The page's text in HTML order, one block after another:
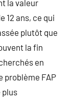
la valeur
12 ans, ce qui
plutôt que
la fin
en
problème FAP
plus